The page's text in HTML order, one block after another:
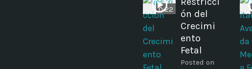
0:22
ón del
Crecimi
ento
Fetal
Posted on